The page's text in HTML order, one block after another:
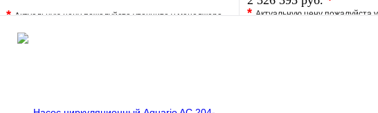
*Актуальную цену пожалуйста уточните у менеджера
В избранное
*Актуальную цену пожалуйста